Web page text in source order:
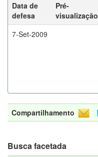
Data de
defesa
Pré-
visualização
7-Set-2009
Compartilhamento
Busca facetada